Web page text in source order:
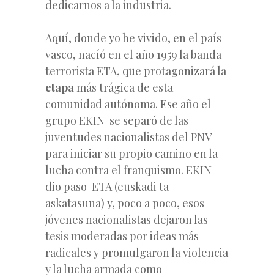
dedicarnos a la industria.
Aquí, donde yo he vivido, en el país
vasco, nacíó en el año 1959 la banda
terrorista ETA, que protagonizará la
etapamás trágica de esta
comunidad autónoma. Ese año el
grupo EKIN se separó de las
juventudes nacionalistas del PNV
para iniciar su propio camino en la
lucha contra el franquismo. EKIN
dio paso ETA (euskadi ta
askatasuna) y, poco a poco, esos
jóvenes nacionalistas dejaron las
tesis moderadas por ideas más
radicales y promulgaron la violencia
y la lucha armada como